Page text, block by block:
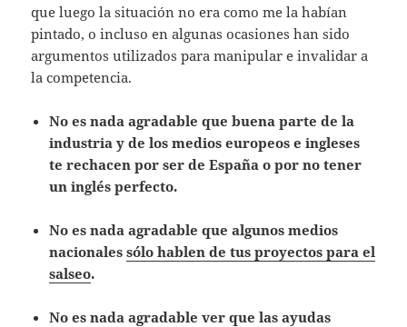
que luego la situación no era como me la habían
pintado, o incluso en algunas ocasiones han sido
argumentos utilizados para manipular e invalidar a
la competencia.
No es nada agradable que buena parte de la
industria y de los medios europeos e ingleses
te rechacen por ser de España o por no tener
un inglés perfecto.
No es nada agradable que algunos medios
nacionalessólo hablen de tus proyectos para el
salseo.
No es nada agradable ver que las ayudas